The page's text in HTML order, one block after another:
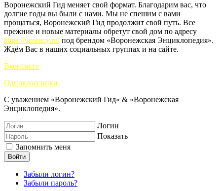
Воронежский Гид меняет свой формат. Благодарим вас, что
долгие годы вы были с нами. Мы не спешим с вами
прощаться, Воронежский Гид продолжит свой путь. Все
прежние и новые материалы обретут свой дом по адресу
https://vrnency.ru/под брендом «Воронежская Энциклопедия».
Ждём Вас в наших социальных группах и на сайте.
Вконтакте
Одноклассники
С уважением «Воронежский Гид» & «Воронежская
Энциклопедия».
Логин
Показать
Запомнить меня
Войти
Забыли логин?
Забыли пароль?